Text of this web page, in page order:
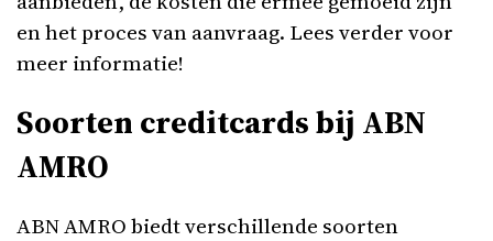
en het proces van aanvraag. Lees verder voor
meer informatie!
Soorten creditcards bij ABN
AMRO
ABN AMRO biedt verschillende soorten